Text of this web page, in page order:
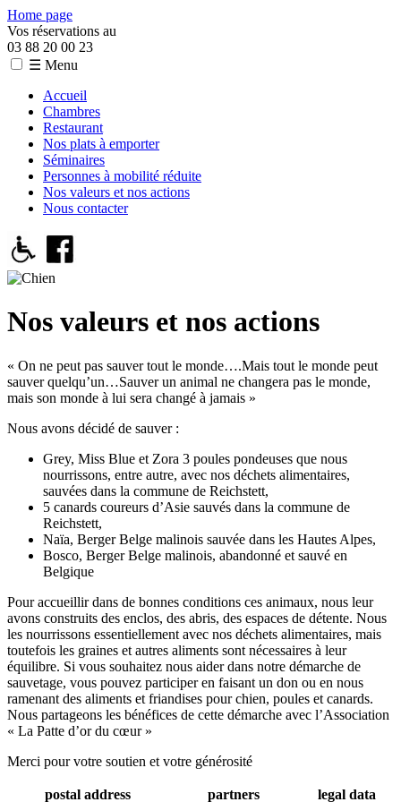
Home page
Vos réservations au
03 88 20 00 23
☰ Menu
Accueil
Chambres
Restaurant
Nos plats à emporter
Séminaires
Personnes à mobilité réduite
Nos valeurs et nos actions
Nous contacter
Nos valeurs et nos actions
« On ne peut pas sauver tout le monde….Mais tout le monde peut
sauver quelqu’un…Sauver un animal ne changera pas le monde,
mais son monde à lui sera changé à jamais »
Nous avons décidé de sauver :
Grey, Miss Blue et Zora 3 poules pondeuses que nous
nourrissons, entre autre, avec nos déchets alimentaires,
sauvées dans la commune de Reichstett,
5 canards coureurs d’Asie sauvés dans la commune de
Reichstett,
Naïa, Berger Belge malinois sauvée dans les Hautes Alpes,
Bosco, Berger Belge malinois, abandonné et sauvé en
Belgique
Pour accueillir dans de bonnes conditions ces animaux, nous leur
avons construits des enclos, des abris, des espaces de détente. Nous
les nourrissons essentiellement avec nos déchets alimentaires, mais
toutefois les graines et autres aliments sont nécessaires à leur
équilibre. Si vous souhaitez nous aider dans notre démarche de
sauvetage, vous pouvez participer en faisant un don ou en nous
ramenant des aliments et friandises pour chien, poules et canards.
Nous partageons les bénéfices de cette démarche avec l’Association
« La Patte d’or du cœur »
Merci pour votre soutien et votre générosité
postal address partners legal data